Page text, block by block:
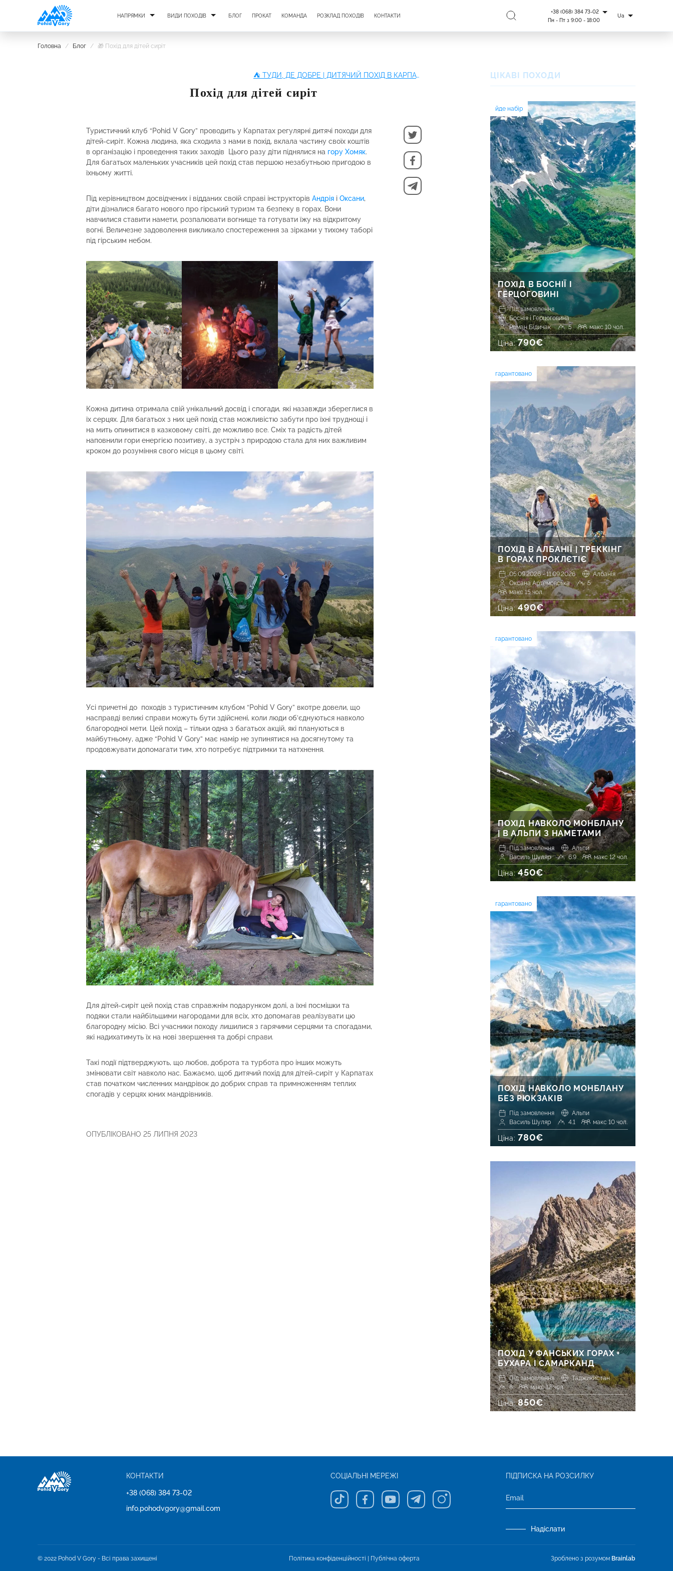
НАПРЯМКИ ВИДИ ПОХОДІВ БЛОГ ПРОКАТ КОМАНДА РОЗКЛАД ПОХОДІВ КОНТАКТИ
+38 (068) 384 73-02
Пн - Пт з 9:00 - 18:00
Ua
Головна / Блог / 🎁 Похід для дітей сиріт
⛺ ТУДИ, ДЕ ДОБРЕ | ДИТЯЧИЙ ПОХІД В КАРПАТИ
Похід для дітей сиріт
Туристичний клуб “Pohid V Gory” проводить у Карпатах регулярні дитячі походи для
дітей-сиріт. Кожна людина, яка сходила з нами в похід, вклала частину своїх коштів
в організацію і проведення таких заходів Цього разу діти піднялися на гору Хомяк.
Для багатьох маленьких учасників цей похід став першою незабутньою пригодою в
їхньому житті.
Під керівництвом досвідчених і відданих своїй справі інструкторів Андрія і Оксани,
діти дізналися багато нового про гірський туризм та безпеку в горах. Вони
навчилися ставити намети, розпалювати вогнище та готувати їжу на відкритому
вогні. Величезне задоволення викликало спостереження за зірками у тихому таборі
під гірським небом.
Кожна дитина отримала свій унікальний досвід і спогади, які назавжди збереглися в
їх серцях. Для багатьох з них цей похід став можливістю забути про їхні труднощі і
на мить опинитися в казковому світі, де можливо все. Сміх та радість дітей
наповнили гори енергією позитиву, а зустріч з природою стала для них важливим
кроком до розуміння свого місця в цьому світі.
Усі причетні до походів з туристичним клубом “Pohid V Gory” вкотре довели, що
насправді великі справи можуть бути здійснені, коли люди об’єднуються навколо
благородної мети. Цей похід – тільки одна з багатьох акцій, які плануються в
майбутньому, адже “Pohid V Gory” має намір не зупинятися на досягнутому та
продовжувати допомагати тим, хто потребує підтримки та натхнення.
Для дітей-сиріт цей похід став справжнім подарунком долі, а їхні посмішки та
подяки стали найбільшими нагородами для всіх, хто допомагав реалізувати цю
благородну місію. Всі учасники походу лишилися з гарячими серцями та спогадами,
які надихатимуть їх на нові звершення та добрі справи.
Такі події підтверджують, що любов, доброта та турбота про інших можуть
змінювати світ навколо нас. Бажаємо, щоб дитячий похід для дітей-сиріт у Карпатах
став початком численних мандрівок до добрих справ та примноженням теплих
спогадів у серцях юних мандрівників.
ОПУБЛІКОВАНО 25 ЛИПНЯ 2023
ЦІКАВІ ПОХОДИ
йде набір
ПОХІД В БОСНІЇ І
ГЕРЦОГОВИНІ
Під замовлення
Боснія і Герцоговина
Роман Бідичак
5 макс 10 чол.
Ціна:790€
гарантовано
ПОХІД В АЛБАНІЇ | ТРЕККІНГ
В ГОРАХ ПРОКЛЄТІЄ
05.09.2026 - 11.09.2026
Албанія
Оксана Артемовська
5
макс 15 чол.
Ціна:490€
гарантовано
ПОХІД НАВКОЛО МОНБЛАНУ
| В АЛЬПИ З НАМЕТАМИ
Під замовлення
Альпи
Василь Шуляр
6.9 макс 12 чол.
Ціна:450€
гарантовано
ПОХІД НАВКОЛО МОНБЛАНУ
БЕЗ РЮКЗАКІВ
Під замовлення
Альпи
Василь Шуляр
4.1 макс 10 чол.
Ціна: 780€
ПОХІД У ФАНСЬКИХ ГОРАХ +
БУХАРА І САМАРКАНД
Під замовлення
Таджикистан
8
макс 12 чол.
Ціна:850€
КОНТАКТИ
+38 (068) 384 73-02
info.pohodvgory@gmail.com
СОЦІАЛЬНІ МЕРЕЖІ ПІДПИСКА НА РОЗСИЛКУ
Надіслати
© 2022 Pohod V Gory - Всі права захищені Політика конфіденційності Публічна оферта Зроблено з розумом Brainlab